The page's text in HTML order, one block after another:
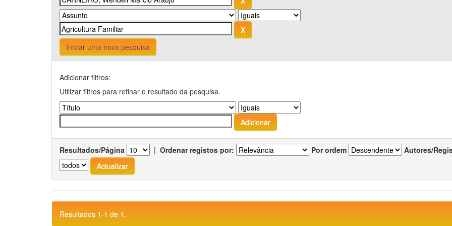
Iniciar uma nova pesquisa
Adicionar filtros:
Utilizar filtros para refinar o resultado da pesquisa.
Resultados/Página | Ordenar registos por: Por ordem Autores/
Resultados 1-1 de 1.